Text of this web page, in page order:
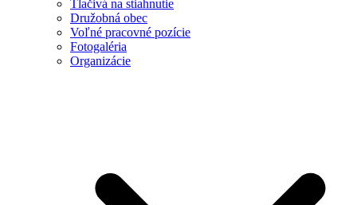
Tlačivá na stiahnutie
Družobná obec
Voľné pracovné pozície
Fotogaléria
Organizácie